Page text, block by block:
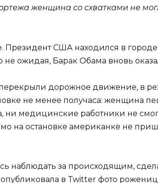
женщина со схватками не
США находился в
ожидая, Барак Обама вновь
дорожное движение, в
не менее получаса: женщина
медицинские работники не
на остановке американке не
наблюдать за происходящим,
в Twitter фото